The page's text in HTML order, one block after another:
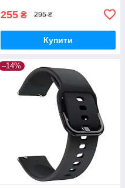
255 ₴ 295 ₴
Купити
–14%